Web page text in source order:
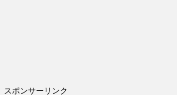
スポンサーリンク